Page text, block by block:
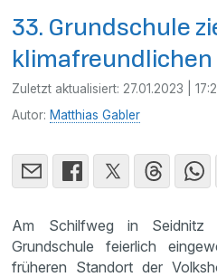
33. Grundschule
klimafreundlichen
Zuletzt aktualisiert: 27.01.2023 |
Autor: Matthias Gabler
Am Schilfweg in
Grundschule feierlich
früheren Standort der